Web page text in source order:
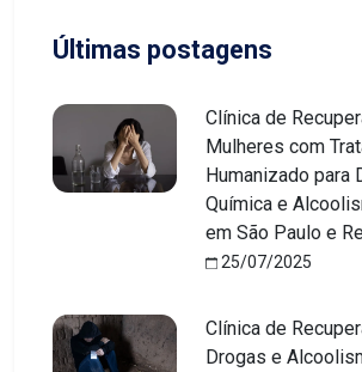
Últimas postagens
Clínica de
Mulheres com
Humanizado para
Química e
em São Paulo e
25/07/2025
Clínica de
Drogas e